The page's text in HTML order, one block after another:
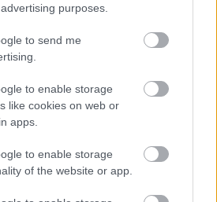
purposes.
to send me
to enable storage
like cookies on web or
apps.
to enable storage
of the website or app.